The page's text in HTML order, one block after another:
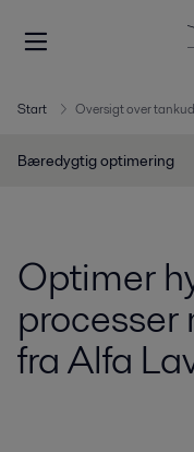
Start Oversigt over
Bæredygtig optimering
Optimer
fra Alfa